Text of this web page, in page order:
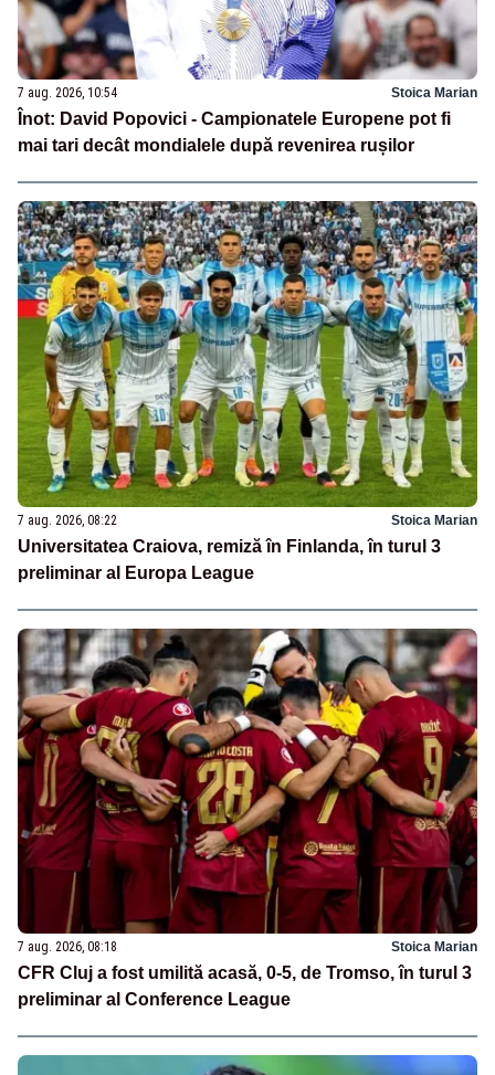
7 aug. 2026, 10:54 Stoica Marian
Înot: David Popovici - Campionatele Europene pot fi
mai tari decât mondialele după revenirea rușilor
7 aug. 2026, 08:22 Stoica Marian
Universitatea Craiova, remiză în Finlanda, în turul 3
preliminar al Europa League
7 aug. 2026, 08:18 Stoica Marian
CFR Cluj a fost umilită acasă, 0-5, de Tromso, în turul 3
preliminar al Conference League